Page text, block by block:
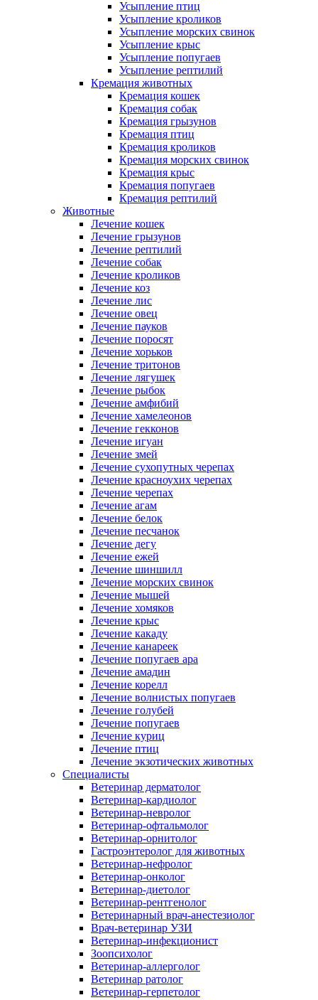
Усыпление птиц
Усыпление кроликов
Усыпление морских свинок
Усыпление крыс
Усыпление попугаев
Усыпление рептилий
Кремация животных
Кремация кошек
Кремация собак
Кремация грызунов
Кремация птиц
Кремация кроликов
Кремация морских свинок
Кремация крыс
Кремация попугаев
Кремация рептилий
Животные
Лечение кошек
Лечение грызунов
Лечение рептилий
Лечение собак
Лечение кроликов
Лечение коз
Лечение лис
Лечение овец
Лечение пауков
Лечение поросят
Лечение хорьков
Лечение тритонов
Лечение лягушек
Лечение рыбок
Лечение амфибий
Лечение хамелеонов
Лечение гекконов
Лечение игуан
Лечение змей
Лечение сухопутных черепах
Лечение красноухих черепах
Лечение черепах
Лечение агам
Лечение белок
Лечение песчанок
Лечение дегу
Лечение ежей
Лечение шиншилл
Лечение морских свинок
Лечение мышей
Лечение хомяков
Лечение крыс
Лечение какаду
Лечение канареек
Лечение попугаев ара
Лечение амадин
Лечение корелл
Лечение волнистых попугаев
Лечение голубей
Лечение попугаев
Лечение куриц
Лечение птиц
Лечение экзотических животных
Специалисты
Ветеринар дерматолог
Ветеринар-кардиолог
Ветеринар-невролог
Ветеринар-офтальмолог
Ветеринар-орнитолог
Гастроэнтеролог для животных
Ветеринар-нефролог
Ветеринар-онколог
Ветеринар-диетолог
Ветеринар-рентгенолог
Ветеринарный врач-анестезиолог
Врач-ветеринар УЗИ
Ветеринар-инфекционист
Зоопсихолог
Ветеринар-аллерголог
Ветеринар ратолог
Ветеринар-герпетолог